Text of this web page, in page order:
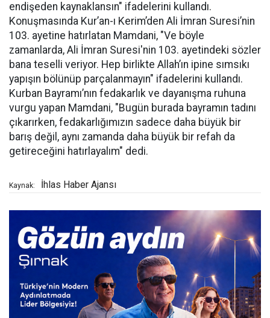
endişeden kaynaklansın" ifadelerini kullandı.
Konuşmasında Kur’an-ı Kerim’den Ali İmran Suresi’nin
103. ayetine hatırlatan Mamdani, "Ve böyle
zamanlarda, Ali İmran Suresi'nin 103. ayetindeki sözler
bana teselli veriyor. Hep birlikte Allah’ın ipine sımsıkı
yapışın bölünüp parçalanmayın" ifadelerini kullandı.
Kurban Bayramı’nın fedakarlık ve dayanışma ruhuna
vurgu yapan Mamdani, "Bugün burada bayramın tadını
çıkarırken, fedakarlığımızın sadece daha büyük bir
barış değil, aynı zamanda daha büyük bir refah da
getireceğini hatırlayalım" dedi.
Kaynak: İhlas Haber Ajansı